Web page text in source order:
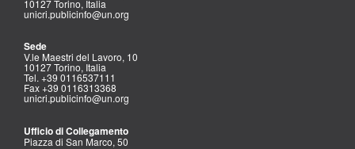
10127 Torino, Italia
unicri.publicinfo@un.org
Sede
V.le Maestri del Lavoro, 10
10127 Torino, Italia
Tel. +39 0116537111
Fax +39 0116313368
unicri.publicinfo@un.org
Ufficio di Collegamento
Piazza di San Marco, 50